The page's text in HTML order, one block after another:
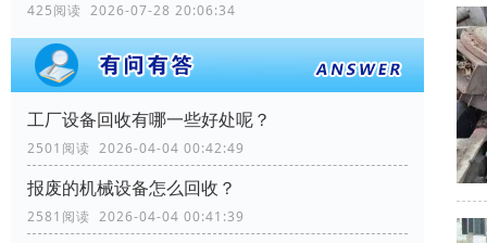
425阅读 2026-07-28 20:06:34
工厂设备回收有哪一些好处呢？
2501阅读 2026-04-04 00:42:49
报废的机械设备怎么回收？
2581阅读 2026-04-04 00:41:39